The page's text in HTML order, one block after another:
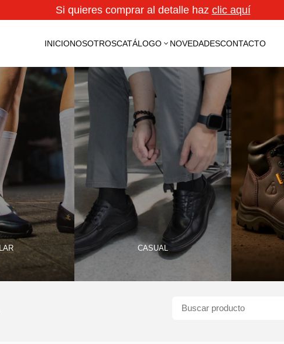
Si quieres comprar al detalle haz clic aquí
INICIONOSOTROSCATÁLOGO3 NOVEDADESCONTACTO
CASUAL